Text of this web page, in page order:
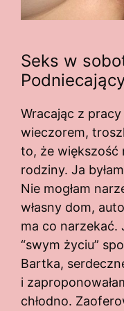
Seks w
Wracając z pracy
wieczorem,
to, że większość
rodziny. Ja
Nie mogłam
własny dom,
ma co narzekać.
“swym życiu”
Bartka,
i
chłodno.